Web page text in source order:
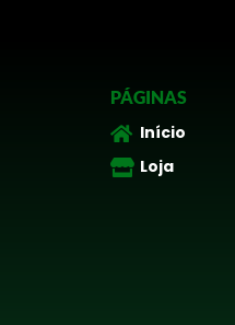
PÁGINAS
Início
Loja